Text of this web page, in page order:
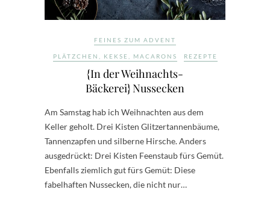
FEINES ZUM ADVENT
PLÄTZCHEN, KEKSE, MACARONS REZEPTE
{In der Weihnachts-
Bäckerei} Nussecken
Am Samstag hab ich Weihnachten aus dem
Keller geholt. Drei Kisten Glitzertannenbäume,
Tannenzapfen und silberne Hirsche. Anders
ausgedrückt: Drei Kisten Feenstaub fürs Gemüt.
Ebenfalls ziemlich gut fürs Gemüt: Diese
fabelhaften Nussecken, die nicht nur…